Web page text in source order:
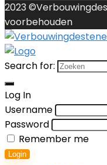
2023
voorbehouden
Search for:
Log In
Username
Password
Remember me
Login